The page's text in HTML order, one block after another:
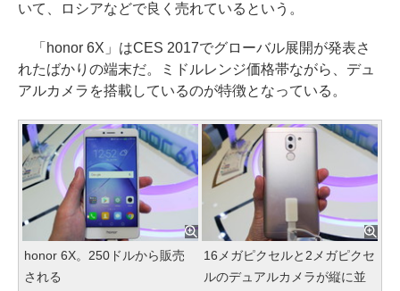
いて、ロシアなどで良く売れているという。
「honor 6X」はCES 2017でグローバル展開が発表さ
れたばかりの端末だ。ミドルレンジ価格帯ながら、デュ
アルカメラを搭載しているのが特徴となっている。
honor 6X。250ドルから販売
される
16メガピクセルと2メガピクセ
ルのデュアルカメラが縦に並